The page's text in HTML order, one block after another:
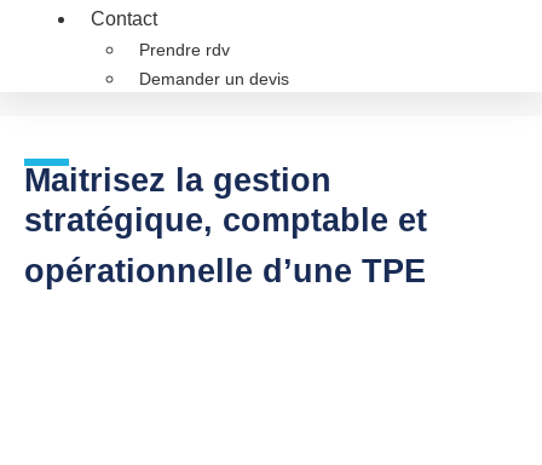
Contact
Prendre rdv
Demander un devis
Maitrisez la gestion
stratégique, comptable et
opérationnelle d’une TPE